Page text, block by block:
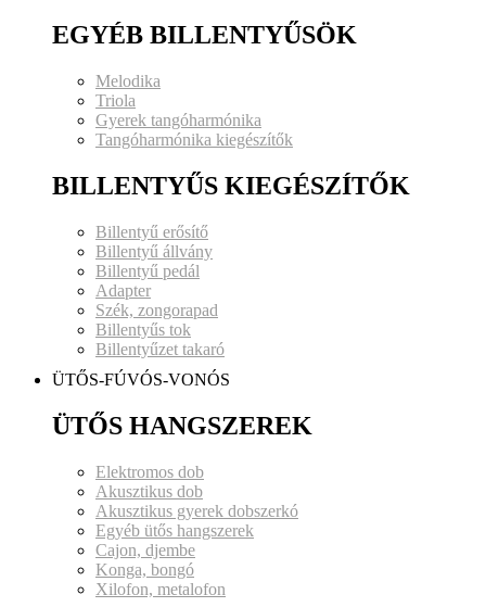
EGYÉB BILLENTYŰSÖK
Melodika
Triola
Gyerek tangóharmónika
Tangóharmónika kiegészítők
BILLENTYŰS KIEGÉSZÍTŐK
Billentyű erősítő
Billentyű állvány
Billentyű pedál
Adapter
Szék, zongorapad
Billentyűs tok
Billentyűzet takaró
ÜTŐS-FÚVÓS-VONÓS
ÜTŐS HANGSZEREK
Elektromos dob
Akusztikus dob
Akusztikus gyerek dobszerkó
Egyéb ütős hangszerek
Cajon, djembe
Konga, bongó
Xilofon, metalofon